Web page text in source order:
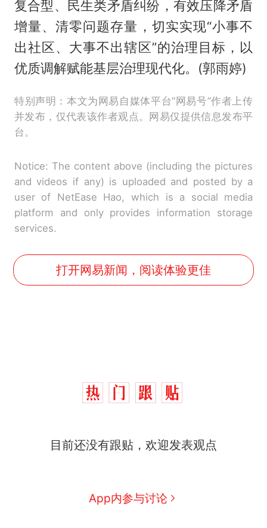
复合型、民生类矛盾纠纷，有效压降矛盾
增量、清零问题存量，切实实现“小事不
出社区、大事不出辖区”的治理目标，以
优质调解赋能基层治理现代化。(郭雨婷)
特别声明：本文为网易自媒体平台“网易号”作者上传
并发布，仅代表该作者观点。网易仅提供信息发布平
台。
Notice: The content above (including the pictures
and videos if any) is uploaded and posted by a
user of NetEase Hao, which is a social media
platform and only provides information storage
services.
打开网易新闻，阅读体验更佳
目前还没有跟贴，欢迎发表观点
App内参与讨论
人生
新 搬家报价570元，搬到楼下
交5060元才肯搬上楼！女子傻